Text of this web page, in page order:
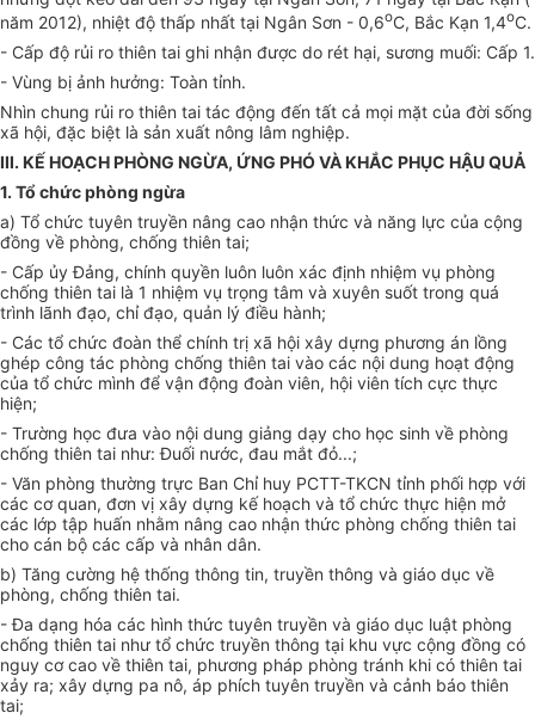
năm 2012), nhiệt độ thấp nhất tại Ngân Sơn - 0,6oC, Bắc Kạn 1,4oC.
- Cấp độ rủi ro thiên tai ghi nhận được do rét hại, sương muối: Cấp 1.
- Vùng bị ảnh hưởng: Toàn tỉnh.
Nhìn chung rủi ro thiên tai tác động đến tất cả mọi mặt của đời sống
xã hội, đặc biệt là sản xuất nông lâm nghiệp.
III. KẾ HOẠCH PHÒNG NGỪA, ỨNG PHÓ VÀ KHẮC PHỤC HẬU QUẢ
1. Tổ chức phòng ngừa
a) Tổ chức tuyên truyền nâng cao nhận thức và năng lực của cộng
đồng về phòng, chống thiên tai;
- Cấp ủy Đảng, chính quyền luôn luôn xác định nhiệm vụ phòng
chống thiên tai là 1 nhiệm vụ trọng tâm và xuyên suốt trong quá
trình lãnh đạo, chỉ đạo, quản lý điều hành;
- Các tổ chức đoàn thể chính trị xã hội xây dựng phương án lồng
ghép công tác phòng chống thiên tai vào các nội dung hoạt động
của tổ chức mình để vận động đoàn viên, hội viên tích cực thực
hiện;
- Trường học đưa vào nội dung giảng dạy cho học sinh về phòng
chống thiên tai như:Đuối nước, đau mắt đỏ...;
- Văn phòng thường trực Ban Chỉ huy PCTT-TKCN tỉnh phối hợp với
các cơ quan, đơn vị xây dựng kế hoạch và tổ chức thực hiện mở
các lớp tập huấn nhằm nâng cao nhận thức phòng chống thiên tai
cho cán bộ các cấp và nhân dân.
b) Tăng cường hệ thống thông tin, truyền thông và giáo dục về
phòng, chống thiên tai.
- Đa dạng hóa các hình thức tuyên truyền và giáo dục luật phòng
chống thiên tai như tổ chức truyền thông tại khu vực cộng đồng có
nguy cơ cao về thiên tai, phương pháp phòng tránh khi có thiên tai
xảy ra; xây dựng pa nô, áp phích tuyên truyền và cảnh báo thiên
tai;